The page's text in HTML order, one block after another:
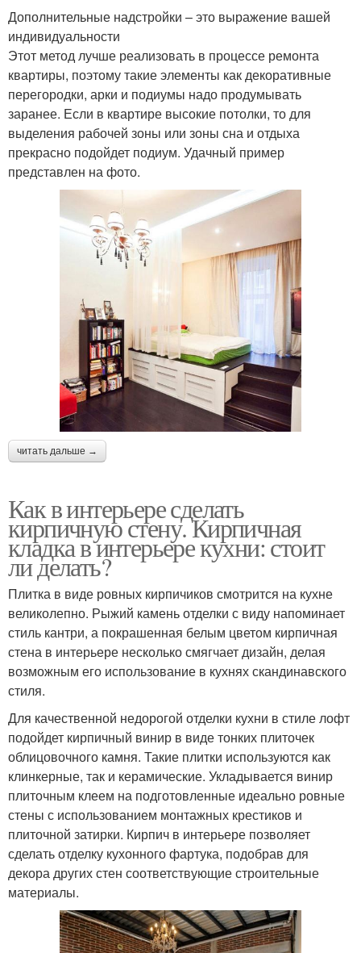
Дополнительные надстройки – это выражение вашей
индивидуальности
Этот метод лучше реализовать в процессе ремонта
квартиры, поэтому такие элементы как декоративные
перегородки, арки и подиумы надо продумывать
заранее. Если в квартире высокие потолки, то для
выделения рабочей зоны или зоны сна и отдыха
прекрасно подойдет подиум. Удачный пример
представлен на фото.
читать дальше →
Как в интерьере сделать
кирпичную стену. Кирпичная
кладка в интерьере кухни: стоит
ли делать?
Плитка в виде ровных кирпичиков смотрится на кухне
великолепно. Рыжий камень отделки с виду напоминает
стиль кантри, а покрашенная белым цветом кирпичная
стена в интерьере несколько смягчает дизайн, делая
возможным его использование в кухнях скандинавского
стиля.
Для качественной недорогой отделки кухни в стиле лофт
подойдет кирпичный винир в виде тонких плиточек
облицовочного камня. Такие плитки используются как
клинкерные, так и керамические. Укладывается винир
плиточным клеем на подготовленные идеально ровные
стены с использованием монтажных крестиков и
плиточной затирки. Кирпич в интерьере позволяет
сделать отделку кухонного фартука, подобрав для
декора других стен соответствующие строительные
материалы.